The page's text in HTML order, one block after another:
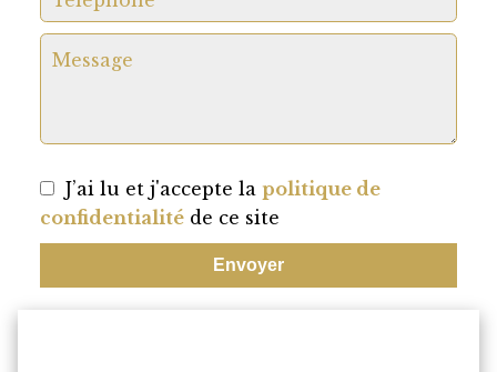
J’ai lu et j'accepte la politique de
confidentialité de ce site
Envoyer